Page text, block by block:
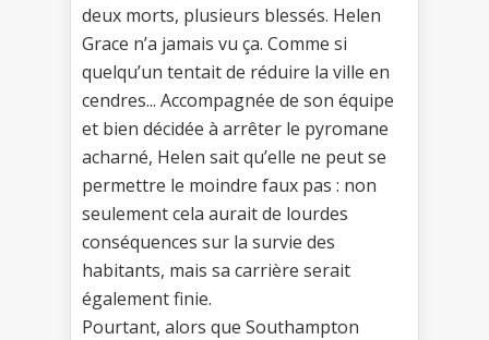
deux morts, plusieurs blessés. Helen
Grace n’a jamais vu ça. Comme si
quelqu’un tentait de réduire la ville en
cendres... Accompagnée de son équipe
et bien décidée à arrêter le pyromane
acharné, Helen sait qu’elle ne peut se
permettre le moindre faux pas : non
seulement cela aurait de lourdes
conséquences sur la survie des
habitants, mais sa carrière serait
également finie.
Pourtant, alors que Southampton